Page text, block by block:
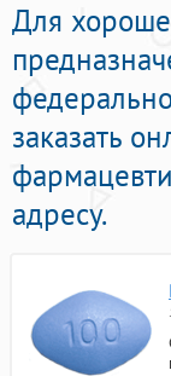
Для
заказать
адресу.